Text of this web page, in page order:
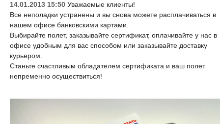
14.01.2013 15:50 Уважаемые клиенты!
Все неполадки устранены и вы снова можете расплачиваться в
нашем офисе банковскими картами.
Выбирайте полет, заказывайте сертификат, оплачивайте у нас в
офисе удобным для вас способом или заказывайте доставку
курьером.
Станьте счастливым обладателем сертификата и ваш полет
непременно осуществиться!